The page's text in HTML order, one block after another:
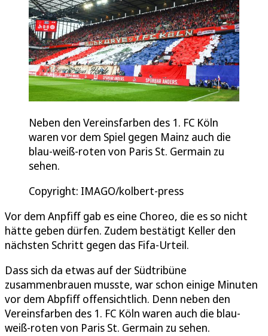
Neben den Vereinsfarben des 1. FC Köln
waren vor dem Spiel gegen Mainz auch die
blau-weiß-roten von Paris St. Germain zu
sehen.
Copyright: IMAGO/kolbert-press
Vor dem Anpfiff gab es eine Choreo, die es so nicht
hätte geben dürfen. Zudem bestätigt Keller den
nächsten Schritt gegen das Fifa-Urteil.
Dass sich da etwas auf der Südtribüne
zusammenbrauen musste, war schon einige Minuten
vor dem Abpfiff offensichtlich. Denn neben den
Vereinsfarben des 1. FC Köln waren auch die blau-
weiß-roten von Paris St. Germain zu sehen.